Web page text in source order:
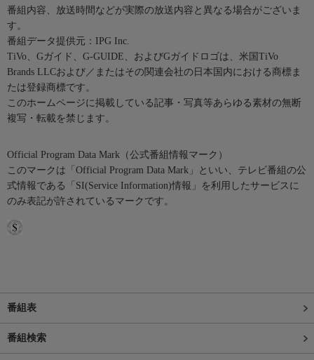
番組内容、放送時間などが実際の放送内容と異なる場合がございま
す。
番組データ提供元：IPG Inc.
TiVo、Gガイド、G-GUIDE、およびGガイドロゴは、米国TiVo
Brands LLCおよび／またはその関連会社の日本国内における商標ま
たは登録商標です。
このホームページに掲載している記事・写真等あらゆる素材の無断
複写・転載を禁じます。
Official Program Data Mark（公式番組情報マーク）
このマークは「Official Program Data Mark」といい、テレビ番組の公
式情報である「SI(Service Information)情報」を利用したサービスに
のみ表記が許されているマークです。
番組表
番組検索